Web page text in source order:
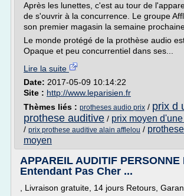
Après les lunettes, c'est au tour de
de s'ouvrir à la concurrence. Le groupe
son premier magasin la semaine
Le monde protégé de la prothèse audio
Opaque et peu concurrentiel dans ses...
Lire la suite
Date: 2017-05-09 10:14:22
Site : http://www.leparisien.fr
Thèmes liés : protheses audio prix / prix d
prothese auditive / prix moyen
/ prix prothese auditive alain afflelou /
moyen
APPAREIL AUDITIF PERSONNE
Entendant Pas Cher ...
, Livraison gratuite, 14 jours Retours,